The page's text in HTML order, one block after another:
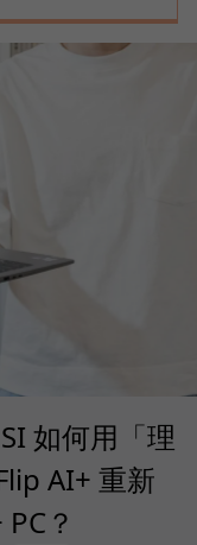
如何用「理
AI+ 重新
？